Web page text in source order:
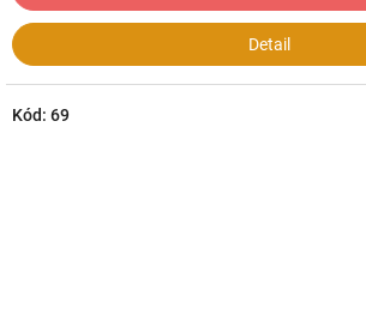
Detail
Kód: 69